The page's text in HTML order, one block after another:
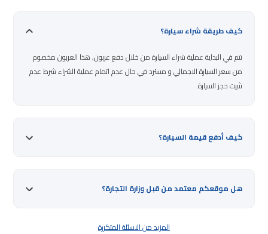
كيف طريقة شراء سيارة؟
تتم في البداية عملية شراء السيارة من خلال دفع عربون, هذا العربون مخصوم
من سعر السيارة الاجمالي و مسترد في حال عدم اتمام عملية الشراء شرط عدم
تثبيت حجز السيارة.
كيف أدفع قيمة السيارة؟
هل موقعكم معتمد من قبل وزارة التجارة؟
المزيد من الاسئلة المتكررة